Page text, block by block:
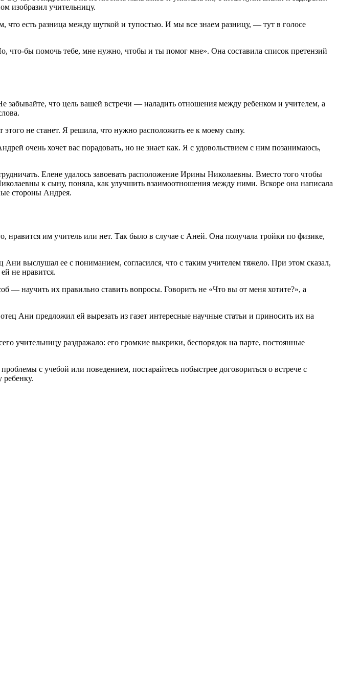
изобразил учительницу.
есть разница между шуткой и тупостью. И мы все знаем разницу, — тут в голосе
бы помочь тебе, мне нужно, чтобы и ты помог мне». Она составила список претензий
забывайте, что цель вашей встречи — наладить отношения между ребенком и учителем, а
не станет. Я решила, что нужно расположить ее к моему сыну.
очень хочет вас порадовать, но не знает как. Я с удоволь­ствием с ним позанимаюсь,
Елене удалось завое­вать расположение Ирины Николаевны. Вместо того чтобы
к сыну, поняла, как улучшить взаи­моотношения между ними. Вско­ре она написала
стороны Андрея.
нравится им учитель или нет. Так было в случае с Аней. Она получала тройки по физике,
выслушал ее с пониманием, согласился, что с таким учителем тяжело. При этом сказал,
не нравится.
— научить их правильно ставить вопросы. Говорить не «Что вы от меня хотите?», а
Ани предложил ей вырезать из газет интересные научные статьи и приносить их на
учительницу раздражало: его громкие выкрики, беспорядок на парте, постоянные
с учебой или поведением, постарайтесь побыстрее договориться о встрече с